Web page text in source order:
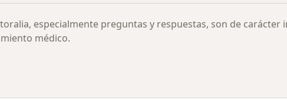
especialmente preguntas y respuestas, son de
médico.